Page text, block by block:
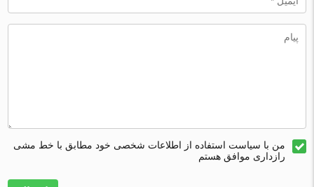
من با سیاست استفاده از اطلاعات شخصی خود مطابق با خط مشی
رازداری موافق هستم